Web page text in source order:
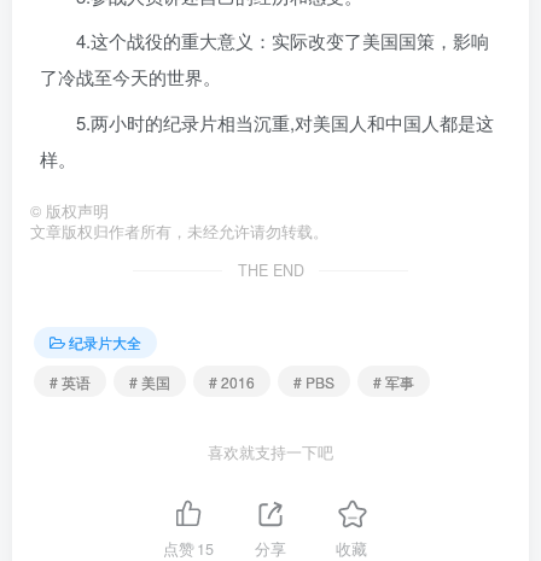
4.这个战役的重大意义：实际改变了美国国策，影响
了冷战至今天的世界。
5.两小时的纪录片相当沉重,对美国人和中国人都是这
样。
© 版权声明
文章版权归作者所有，未经允许请勿转载。
THE END
纪录片大全
# 英语
# 美国 # 2016 # PBS # 军事
喜欢就支持一下吧
点赞15 分享 收藏